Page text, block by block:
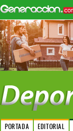
PORTADA EDITORIAL